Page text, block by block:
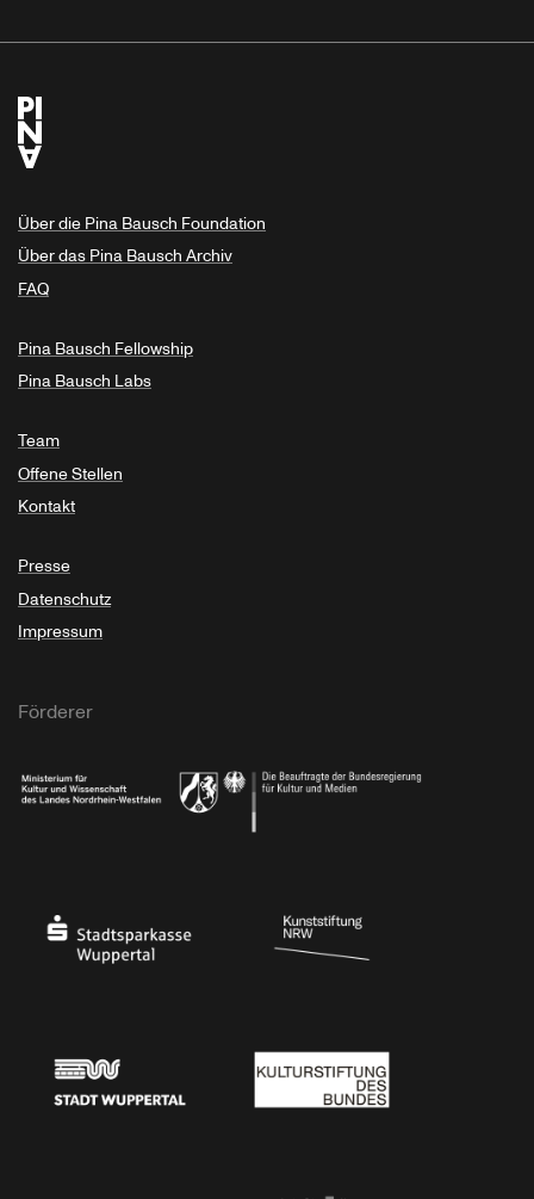
Über die Pina Bausch Foundation
Über das Pina Bausch Archiv
FAQ
Pina Bausch Fellowship
Pina Bausch Labs
Team
Offene Stellen
Kontakt
Presse
Datenschutz
Impressum
Förderer